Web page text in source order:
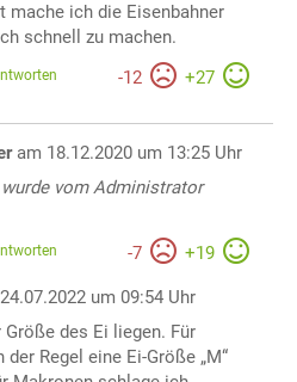
mache ich die Eisenbahner
schnell zu machen.
-12 +27
am 18.12.2020 um 13:25 Uhr
vom Administrator
-7 +19
um 09:54 Uhr
Größe des Ei liegen. Für
der Regel eine Ei-Größe „M“